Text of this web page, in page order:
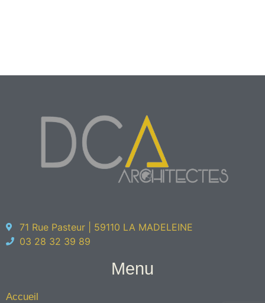
71 Rue Pasteur | 59110 LA MADELEINE
03 28 32 39 89
Menu
Accueil